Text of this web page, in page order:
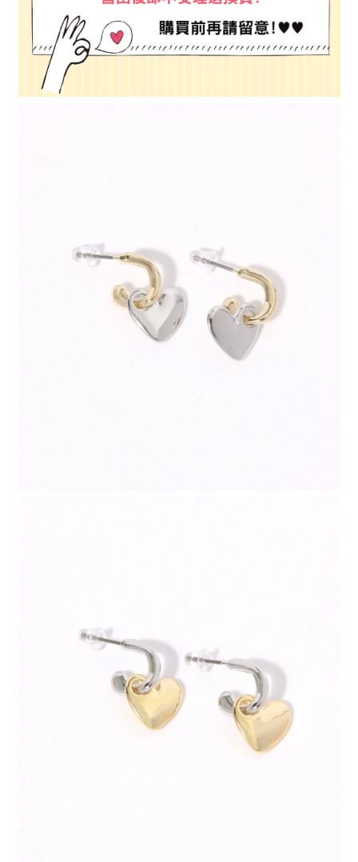
【注意事項】
１．透過由恩沛科技股份有限公司提供之「AFTEE先享後付」服務完成之交
易，需依本服務之必要範圍內提供個人資料，並將交易相關給付款項請求債
權轉讓予恩沛科技股份有限公司。
２．關於個人資料處理事宜，請瀏覽以下網址：
３．未成年的使用者請事先徵得法定代理人或監護人之同意方可使用
「AFTEE先享後付」，若未經同意申辦者引起之損失，本公司不負相關責